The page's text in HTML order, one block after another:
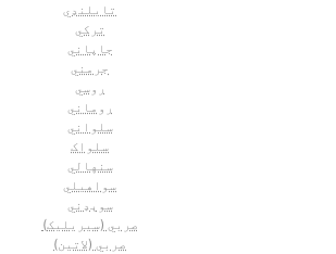
تايلنډي
ترکي
جاپاني
جرمني
روسي
روماني
سلواني
سلواک
سنهالي
سواهیلي
سوېډني
صربي (سيريليک)
صربي (لاتين)